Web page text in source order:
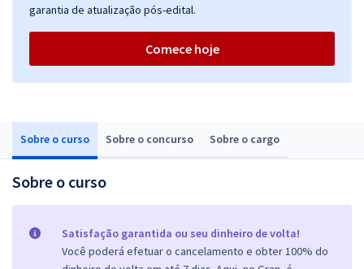
Sobre o curso Sobre o concurso Sobre o cargo
Sobre o curso
Satisfação garantida ou seu dinheiro de volta!
Você poderá efetuar o cancelamento e obter 100% do
garantia de atualização pós-edital.
Comece hoje